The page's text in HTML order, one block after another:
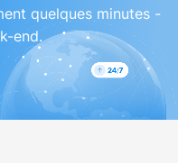
quelques minutes -
end.